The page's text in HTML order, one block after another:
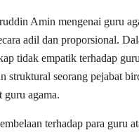
Amin mengenai guru
adil dan proporsional.
tidak empatik terhadap
struktural seorang pejabat
guru agama.
terhadap para guru